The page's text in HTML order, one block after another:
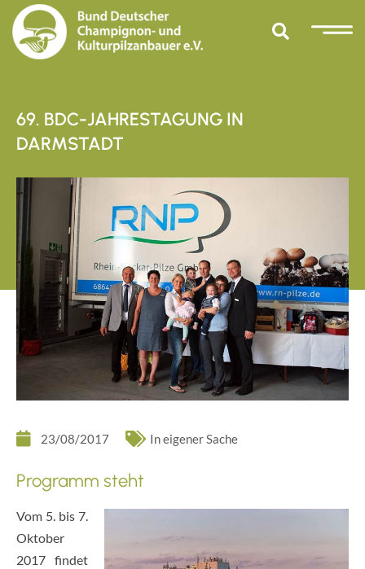
69. BDC-JAHRESTAGUNG IN
DARMSTADT
23/08/2017 In eigener Sache
Programm steht
Vom 5. bis 7.
Oktober
2017 findet